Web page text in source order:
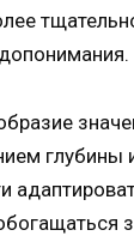
глубины